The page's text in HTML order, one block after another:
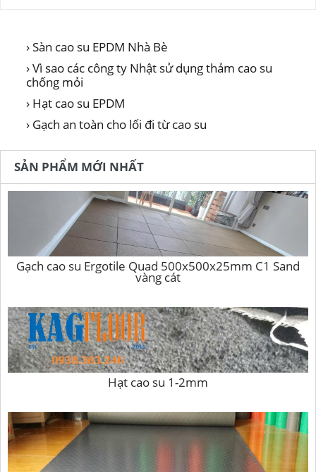
› Sàn cao su EPDM Nhà Bè
› Vì sao các công ty Nhật sử dụng thảm cao su
chống mỏi
› Hạt cao su EPDM
› Gạch an toàn cho lối đi từ cao su
SẢN PHẨM MỚI NHẤT
Gạch cao su Ergotile Quad 500x500x25mm C1 Sand
vàng cát
Hạt cao su 1-2mm